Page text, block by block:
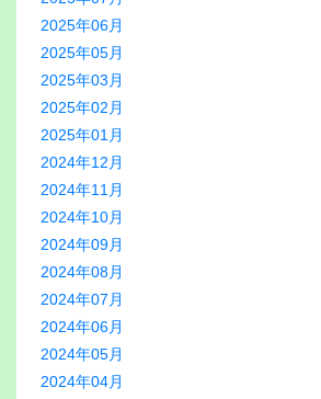
2025年06月
2025年05月
2025年03月
2025年02月
2025年01月
2024年12月
2024年11月
2024年10月
2024年09月
2024年08月
2024年07月
2024年06月
2024年05月
2024年04月